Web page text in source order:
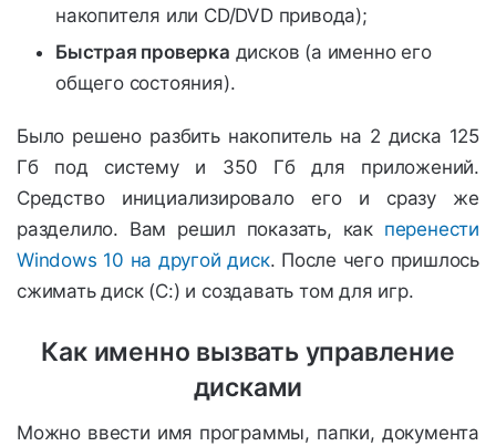
накопителя или CD/DVD привода);
Быстрая проверка дисков (а именно его
общего состояния).
Было решено разбить накопитель на 2 диска 125
Гб под систему и 350 Гб для приложений.
Средство инициализировало его и сразу же
разделило. Вам решил показать, как перенести
Windows 10 на другой диск. После чего пришлось
сжимать диск (C:) и создавать том для игр.
Как именно вызвать управление
дисками
Можно ввести имя программы, папки, документа